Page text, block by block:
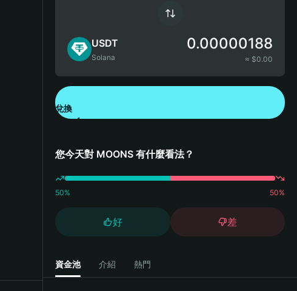
USDT
Solana
0.00000188
≈ $0.00
兌換
您今天對 MOONS 有什麼看法？
50% 50%
好 差
資金池 介紹 熱門